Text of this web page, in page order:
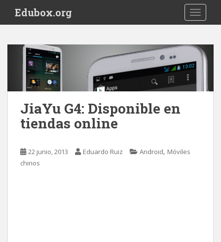
i
Edubox.org
JiaYu G4: Disponible en
tiendas online
22 junio, 2013 Eduardo Ruiz Android, Móviles
chinos